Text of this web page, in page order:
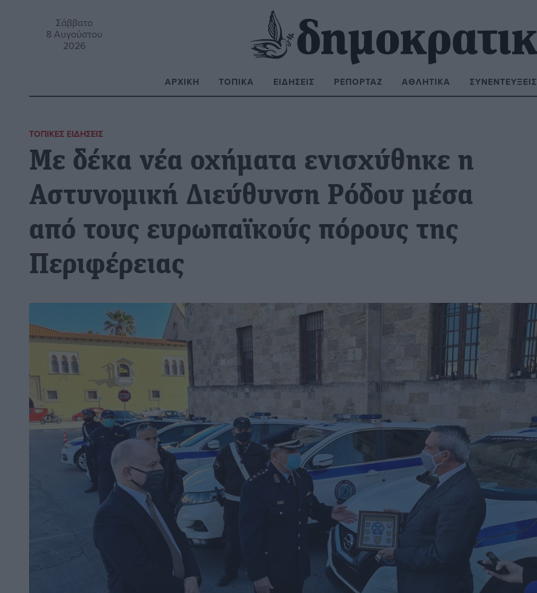
Σάββατο
8 Αυγούστου
2026
ΑΡΧΙΚΉ ΤΟΠΙΚΆ ΕΙΔΉΣΕΙΣ ΡΕΠΟΡΤΆΖ ΑΘΛΗΤΙΚΆ ΣΥΝΕΝΤΕΎΞΕΙΣ
ΤΟΠΙΚΈΣ ΕΙΔΉΣΕΙΣ
Με δέκα νέα οχήματα ενισχύθηκε η
Αστυνομική Διεύθυνση Ρόδου μέσα
από τους ευρωπαϊκούς πόρους της
Περιφέρειας